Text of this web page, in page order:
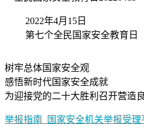
2022年4月15日
第七个全民国家安全教育日
树牢总体国家安全观
感悟新时代国家安全成就
为迎接党的二十大胜利召开营造
举报指南_国家安全机关举报受理